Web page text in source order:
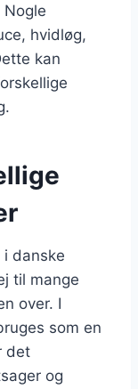
hvidløg,
kan
danske
til mange
over. I
som en
det
og